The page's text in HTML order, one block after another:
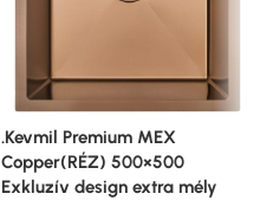
.Kevmil Premium MEX
Copper(RÉZ) 500×500
Exkluzív design extra mély